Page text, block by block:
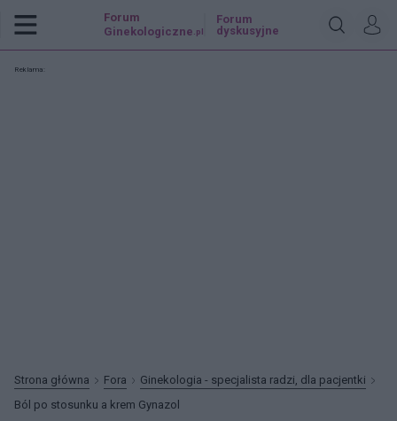
Forum
Ginekologiczne .pl
Forum
dyskusyjne
Reklama:
Strona główna Fora
Ginekologia - specjalista radzi, dla pacjentki
Ból po stosunku a krem Gynazol